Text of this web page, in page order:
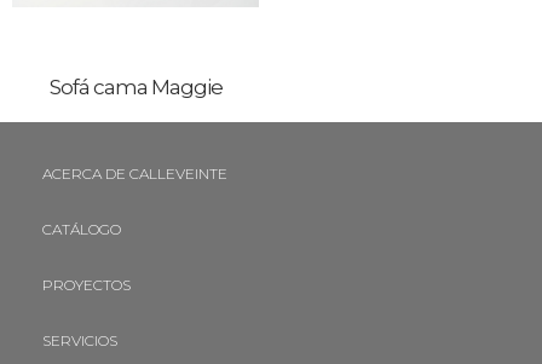
Sofá cama Maggie
ACERCA DE CALLEVEINTE
CATÁLOGO
PROYECTOS
SERVICIOS